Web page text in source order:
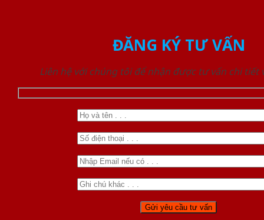
ĐĂNG KÝ TƯ VẤN
Liên hệ với chúng tôi để nhận được tư vấn chi tiết